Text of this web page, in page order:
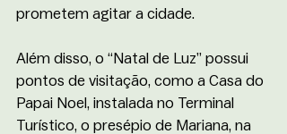
prometem agitar a cidade.
Além disso, o “Natal de Luz” possui
pontos de visitação, como a Casa do
Papai Noel, instalada no Terminal
Turístico, o presépio de Mariana, na